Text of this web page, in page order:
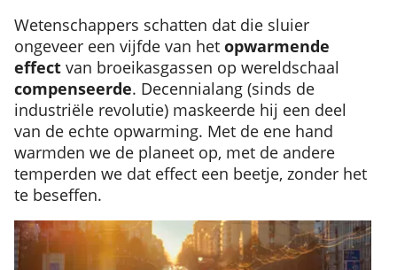
Wetenschappers schatten dat die sluier
ongeveer een vijfde van het opwarmende
effect van broeikasgassen op wereldschaal
compenseerde. Decennialang (sinds de
industriële revolutie) maskeerde hij een deel
van de echte opwarming. Met de ene hand
warmden we de planeet op, met de andere
temperden we dat effect een beetje, zonder het
te beseffen.